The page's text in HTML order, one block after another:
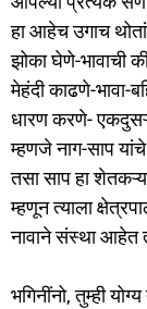
हा आहेच उगाच
झोका घेणे-भावाची
मेहंदी काढणे-भावा-
धारण करणे-
म्हणजे नाग-साप
तसा साप हा
म्हणून त्याला
नावाने संस्था आहेत
भगिनींनो, तुम्ही